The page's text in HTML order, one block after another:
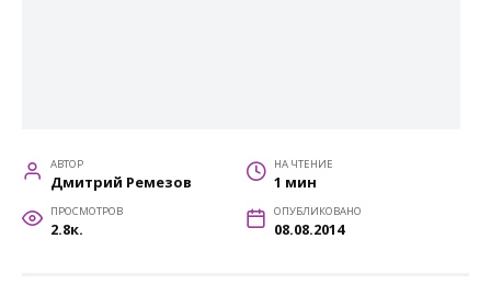
АВТОР
Дмитрий Ремезов
НА ЧТЕНИЕ
1 мин
ПРОСМОТРОВ
2.8к.
ОПУБЛИКОВАНО
08.08.2014